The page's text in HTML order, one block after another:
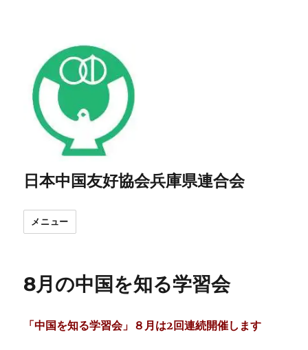
日本中国友好協会兵庫県連合会
メニュー
8月の中国を知る学習会
「中国を知る学習会」８月は2回連続開催します